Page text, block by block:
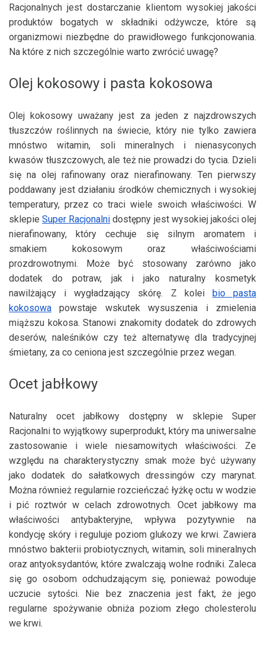
Racjonalnych jest dostarczanie klientom wysokiej jakości
produktów bogatych w składniki odżywcze, które są
organizmowi niezbędne do prawidłowego funkcjonowania.
Na które z nich szczególnie warto zwrócić uwagę?
Olej kokosowy i pasta kokosowa
Olej kokosowy uważany jest za jeden z najzdrowszych
tłuszczów roślinnych na świecie, który nie tylko zawiera
mnóstwo witamin, soli mineralnych i nienasyconych
kwasów tłuszczowych, ale też nie prowadzi do tycia. Dzieli
się na olej rafinowany oraz nierafinowany. Ten pierwszy
poddawany jest działaniu środków chemicznych i wysokiej
temperatury, przez co traci wiele swoich właściwości. W
sklepieSuper Racjonalni dostępny jest wysokiej jakości olej
nierafinowany, który cechuje się silnym aromatem i
smakiem kokosowym oraz właściwościami
prozdrowotnymi. Może być stosowany zarówno jako
dodatek do potraw, jak i jako naturalny kosmetyk
nawilżający i wygładzający skórę. Z kolei bio pasta
kokosowa powstaje wskutek wysuszenia i zmielenia
miąższu kokosa. Stanowi znakomity dodatek do zdrowych
deserów, naleśników czy też alternatywę dla tradycyjnej
śmietany, za co ceniona jest szczególnie przez wegan.
Ocet jabłkowy
Naturalny ocet jabłkowy dostępny w sklepie Super
Racjonalni to wyjątkowy superprodukt, który ma uniwersalne
zastosowanie i wiele niesamowitych właściwości. Ze
względu na charakterystyczny smak może być używany
jako dodatek do sałatkowych dressingów czy marynat.
Można również regularnie rozcieńczać łyżkę octu w wodzie
i pić roztwór w celach zdrowotnych. Ocet jabłkowy ma
właściwości antybakteryjne, wpływa pozytywnie na
kondycję skóry i reguluje poziom glukozy we krwi. Zawiera
mnóstwo bakterii probiotycznych, witamin, soli mineralnych
oraz antyoksydantów, które zwalczają wolne rodniki. Zaleca
się go osobom odchudzającym się, ponieważ powoduje
uczucie sytości. Nie bez znaczenia jest fakt, że jego
regularne spożywanie obniża poziom złego cholesterolu
we krwi.